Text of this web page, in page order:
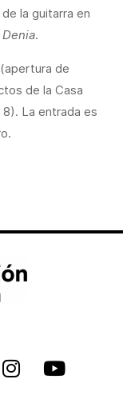
la guitarra en
.
de
de la Casa
La entrada es